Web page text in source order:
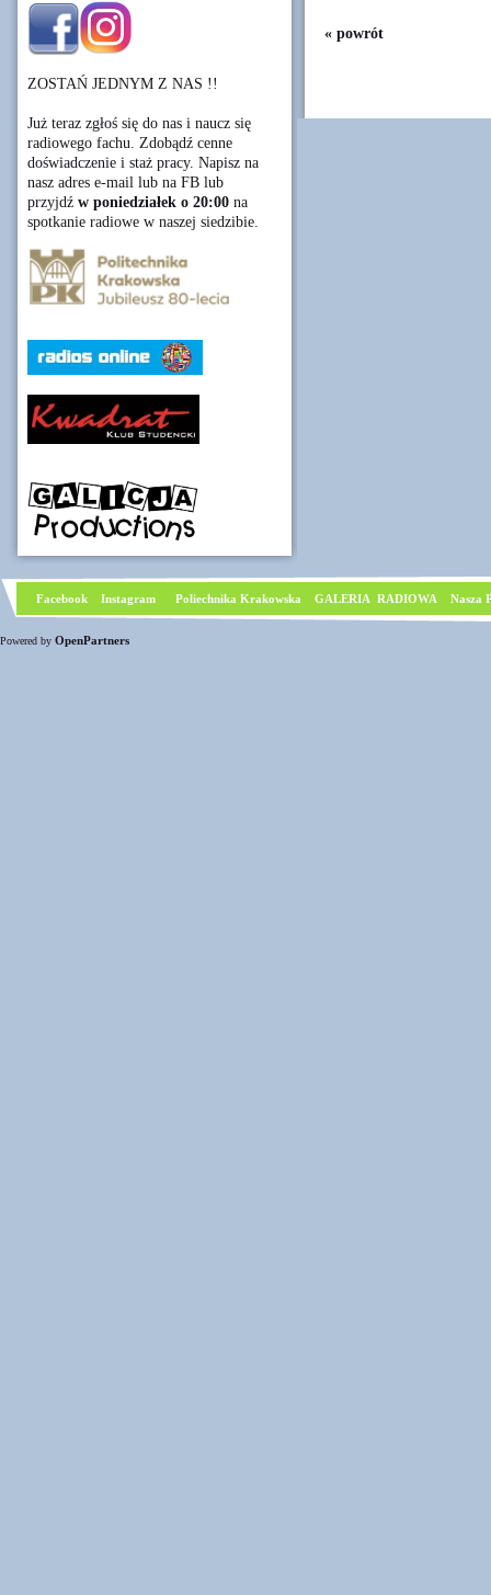
ZOSTAŃ JEDNYM Z NAS !!
Już teraz zgłoś się do nas i naucz się
radiowego fachu. Zdobądź cenne
doświadczenie i staż pracy. Napisz na
nasz adres e-mail lub na FB lub
przyjdź w poniedziałek o 20:00 na
spotkanie radiowe w naszej siedzibie.
« powrót
Facebook Instagram Poliechnika Krakowska GALERIA RADIOWA Nasza
Powered by OpenPartners